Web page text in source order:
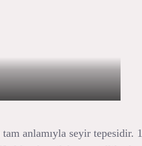
anlamıyla seyir tepesidir.